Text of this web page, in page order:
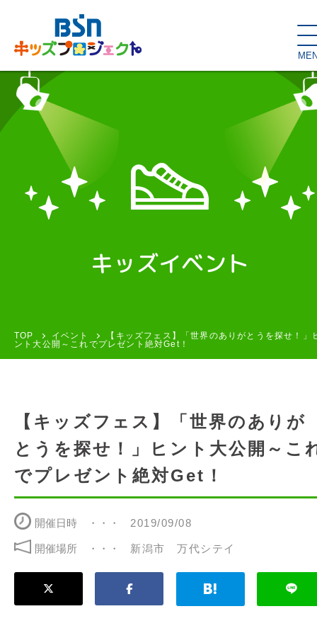
SDGs de
はぐくむコラム
キッズが主役！
親バカグラム 動画コンテンツ キッズイベント
読み聞かせ・出前授業
ハロー
子育て応援隊！
キッズイベント
TOP イベント
【キッズフェス】「世界のありがとうを探せ！」
ント大公開～これでプレゼント絶対Get！
【キッズフェス】「世界のありが
とうを探せ！」ヒント大公開～こ
でプレゼント絶対Get！
開催日時 2019/09/08
開催場所 新潟市 万代シテイ